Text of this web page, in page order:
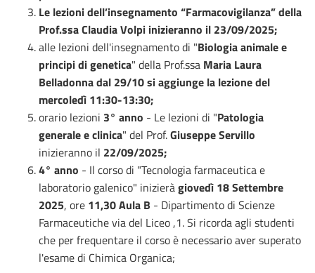
Le lezioni dell’insegnamento “Farmacovigilanza” della
Prof.ssa Claudia Volpi inizieranno il 23/09/2025;
alle lezioni dell'insegnamento di "Biologia animale e
principi di genetica" della Prof.ssa Maria Laura
Belladonnadal 29/10si aggiunge la lezione del
mercoledì 11:30-13:30;
orario lezioni 3° anno - Le lezioni di "Patologia
generale e clinica" del Prof.Giuseppe Servillo
inizieranno il 22/09/2025;
4° anno - Il corso di "Tecnologia farmaceutica e
laboratorio galenico" inizieràgiovedì 18 Settembre
2025, ore 11,30 Aula B - Dipartimento di Scienze
Farmaceutiche via del Liceo ,1. Si ricorda agli studenti
che per frequentare il corso è necessario aver superato
l'esame di Chimica Organica;